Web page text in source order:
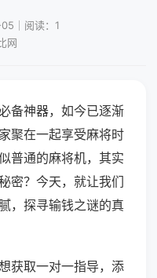
｜阅读：1
网
备神器，如今已逐渐
聚在一起享受麻将时
普通的麻将机，其实
密？今天，就让我们
，探寻输钱之谜的真
获取一对一指导，添